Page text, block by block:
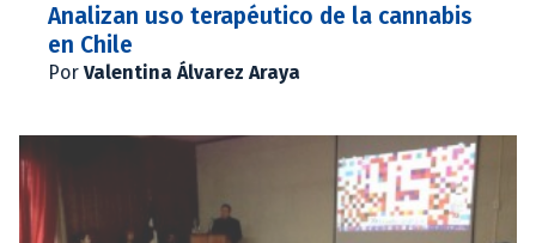
Analizan uso terapéutico de la cannabis
en Chile
Por Valentina Álvarez Araya